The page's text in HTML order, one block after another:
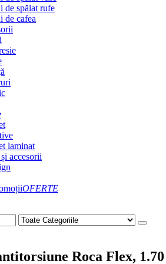
de spălat rufe
de cafea
laminat
accesorii
OFERTE
Roca Flex,